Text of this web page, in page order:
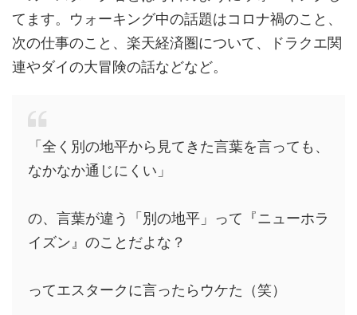
てます。ウォーキング中の話題はコロナ禍のこと、
次の仕事のこと、楽天経済圏について、ドラクエ関
連やダイの大冒険の話などなど。
「全く別の地平から見てきた言葉を言っても、
なかなか通じにくい」
の、言葉が違う「別の地平」って『ニューホラ
イズン』のことだよな？
ってエスタークに言ったらウケた（笑）